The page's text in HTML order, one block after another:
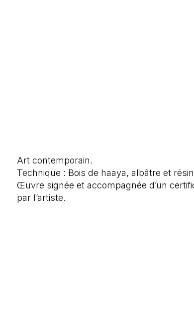
Art contemporain.
Technique : Bois de haaya, albâtre et
Œuvre signée et accompagnée d’un
par l’artiste.